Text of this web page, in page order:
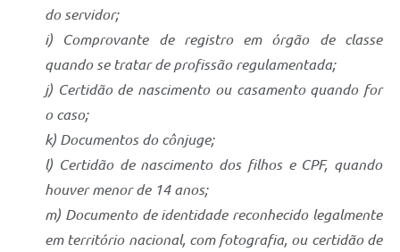
do servidor;
i) Comprovante de registro em órgão de classe
quando se tratar de profissão regulamentada;
j) Certidão de nascimento ou casamento quando for
o caso;
k) Documentos do cônjuge;
l) Certidão de nascimento dos filhos e CPF, quando
houver menor de 14 anos;
m) Documento de identidade reconhecido legalmente
em território nacional, com fotografia, ou certidão de